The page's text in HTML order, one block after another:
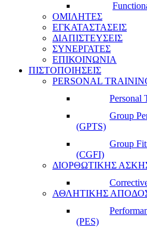
ΟΜΙΛΗΤΕΣ
ΕΓΚΑΤΑΣΤΑΣΕΙΣ
ΔΙΑΠΙΣΤΕΥΣΕΙΣ
ΣΥΝΕΡΓΑΤΕΣ
ΕΠΙΚΟΙΝΩΝΙΑ
ΠΙΣΤΟΠΟΙΗΣΕΙΣ
PERSONAL
Personal
Group
(GPTS)
Group
(CGFI)
ΔΙΟΡΘΩΤΙΚΗΣ
ΑΘΛΗΤΙΚΗΣ
(PES)